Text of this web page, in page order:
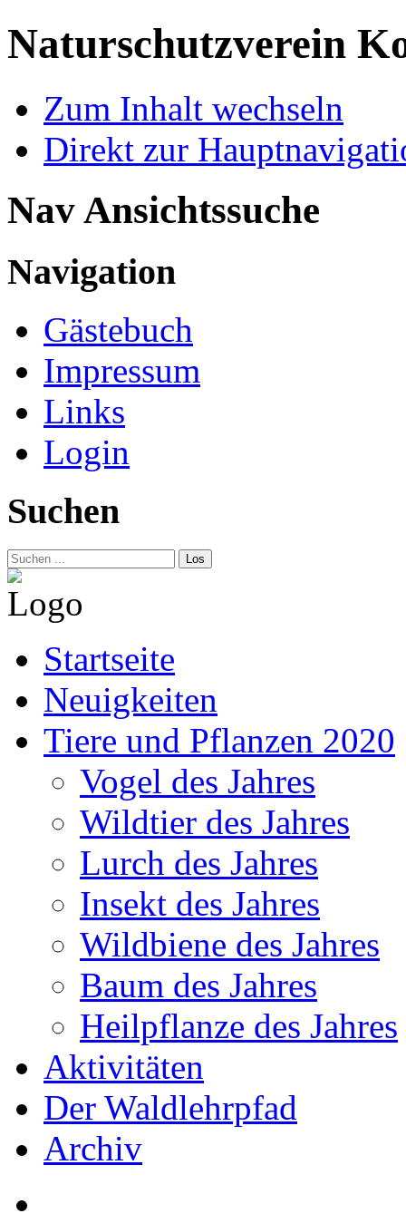
Naturschutzverein
Zum Inhalt wechseln
Direkt zur
Nav Ansichtssuche
Navigation
Gästebuch
Impressum
Links
Login
Suchen
Los
Startseite
Neuigkeiten
Tiere und Pflanzen 2020
Vogel des Jahres
Wildtier des Jahres
Lurch des Jahres
Insekt des Jahres
Wildbiene des Jahres
Baum des Jahres
Heilpflanze des Jahres
Aktivitäten
Der Waldlehrpfad
Archiv